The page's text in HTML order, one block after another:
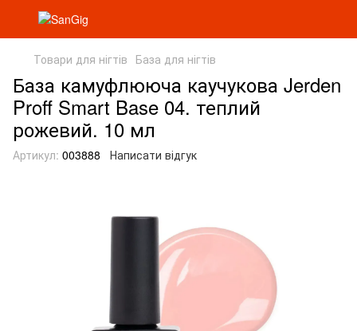
Товари для нігтів База для нігтів
База камуфлююча каучукова Jerden
Proff Smart Base 04. теплий
рожевий. 10 мл
Артикул: 003888 Написати відгук